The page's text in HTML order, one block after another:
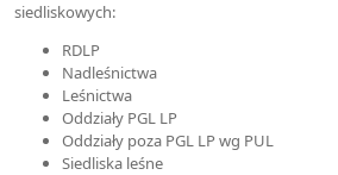
siedliskowych:
RDLP
Nadleśnictwa
Leśnictwa
Oddziały PGL LP
Oddziały poza PGL LP wg PUL
Siedliska leśne